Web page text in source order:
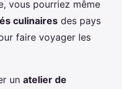
vous pourriez même
culinaires des pays
faire voyager les
un atelier de